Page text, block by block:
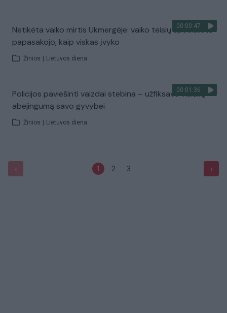
00:00:47
Netikėta vaiko mirtis Ukmergėje: vaiko teisių specialistė
papasakojo, kaip viskas įvyko
Žinios Lietuvos diena
00:01:36
Policijos paviešinti vaizdai stebina – užfiksavo visišką
abejingumą savo gyvybei
Žinios Lietuvos diena
‹ 1 2 3 ›